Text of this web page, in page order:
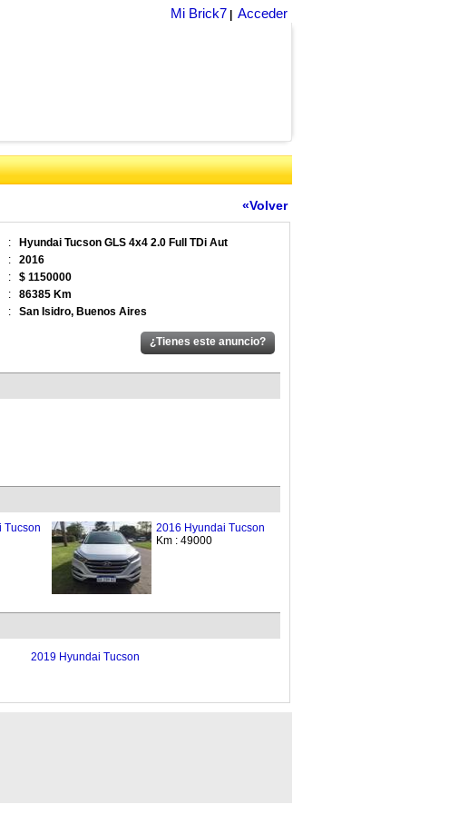
Mi Brick7 Acceder
«Volver
:
Hyundai Tucson GLS 4x4 2.0 Full TDi Aut
:
2016
:
$ 1150000
:
86385 Km
: San Isidro, Buenos Aires
Tucson
2016 Hyundai Tucson
Km : 49000
2019 Hyundai Tucson